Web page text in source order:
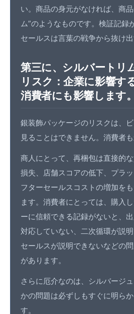
い。商品の身元がなければ、商
ム”のようなものです。検証記録
セールスは言葉の戦争から抜け出
第三に、シルバートリ
リスク：企業に影響す
消費者にも影響します。
銀装飾パッケージのリスクは、
見ることはできません。消費者も
商人にとって、再梱包は直接的
損失、店舗スコアの低下、プラ
フターセールスコストの増加を
ます。消費者にとっては、購入
ーに信頼できる記録がないと、
対応していない、二次循環が説
セールスが説明できないなどの
があります。
さらに厄介なのは、シルバージ
かの問題は必ずしもすぐに明ら
す。